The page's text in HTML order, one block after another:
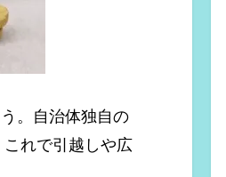
。自治体独自の
れで引越しや広